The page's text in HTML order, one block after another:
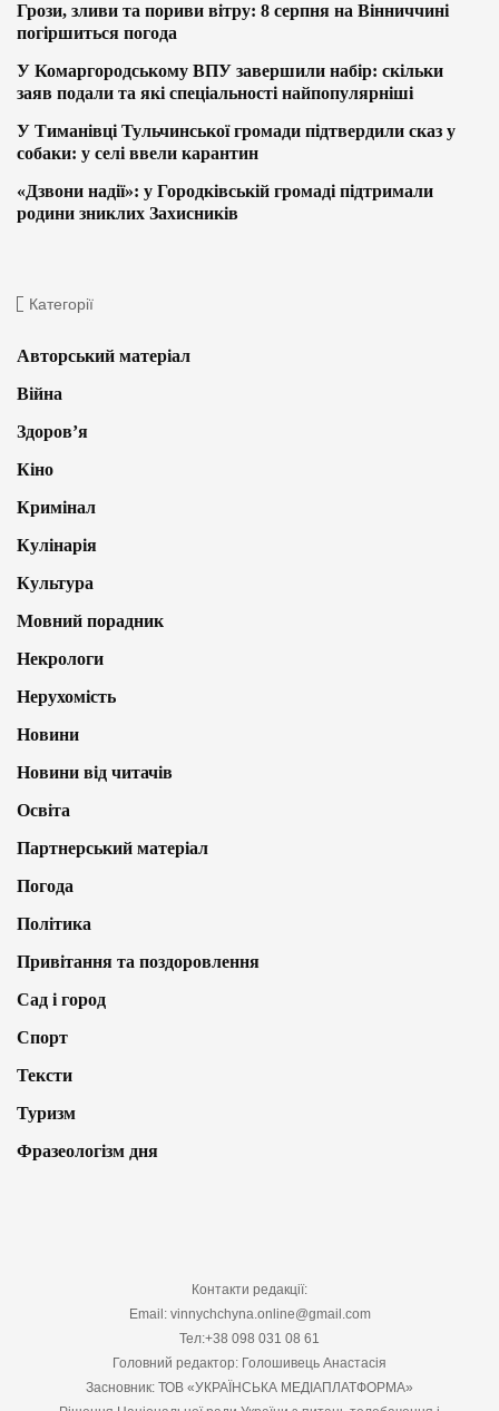
Грози, зливи та пориви вітру: 8 серпня на Вінниччині
погіршиться погода
У Комаргородському ВПУ завершили набір: скільки
заяв подали та які спеціальності найпопулярніші
У Тиманівці Тульчинської громади підтвердили сказ у
собаки: у селі ввели карантин
«Дзвони надії»: у Городківській громаді підтримали
родини зниклих Захисників
Категорії
Авторський матеріал
Війна
Здоров’я
Кіно
Кримінал
Кулінарія
Культура
Мовний порадник
Некрологи
Нерухомість
Новини
Новини від читачів
Освіта
Партнерський матеріал
Погода
Політика
Привітання та поздоровлення
Сад і город
Спорт
Тексти
Туризм
Фразеологізм дня
Контакти редакції:
Email: vinnychchyna.online@gmail.com
Тел:+38 098 031 08 61
Головний редактор: Голошивець Анастасія
Засновник: ТОВ «УКРАЇНСЬКА МЕДІАПЛАТФОРМА»